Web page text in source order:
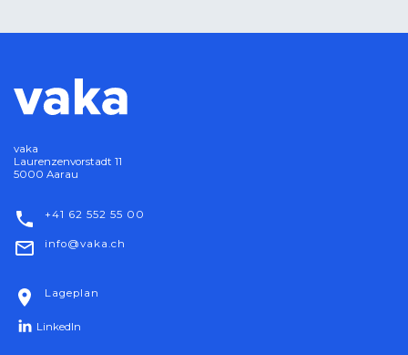
vaka
Laurenzenvorstadt 11
5000 Aarau
+41 62 552 55 00
nf v k ch
Lageplan
LinkedIn